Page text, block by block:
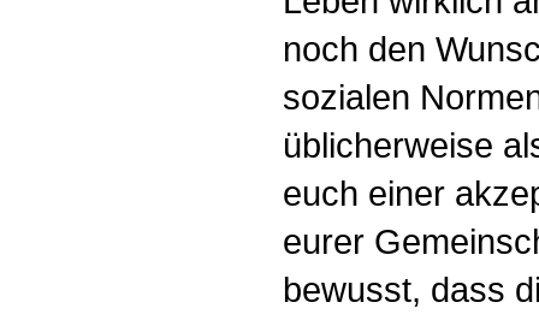
noch den
sozialen
üblicherweise
euch einer
eurer
bewusst, dass